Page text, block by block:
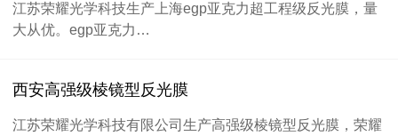
江苏荣耀光学科技生产上海egp亚克力超工程级反光膜，量
大从优。egp亚克力…
西安高强级棱镜型反光膜
江苏荣耀光学科技有限公司生产高强级棱镜型反光膜，荣耀